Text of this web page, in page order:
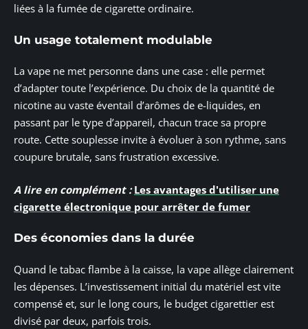
liées à la fumée de cigarette ordinaire.
Un usage totalement modulable
La vape ne met personne dans une case : elle permet
d’adapter toute l’expérience. Du choix de la quantité de
nicotine au vaste éventail d’arômes de e-liquides, en
passant par le type d’appareil, chacun trace sa propre
route. Cette souplesse invite à évoluer à son rythme, sans
coupure brutale, sans frustration excessive.
A lire en complément : Les avantages d'utiliser une
cigarette électronique pour arrêter de fumer
Des économies dans la durée
Quand le tabac flambe à la caisse, la vape allège clairement
les dépenses. L’investissement initial du matériel est vite
compensé et, sur le long cours, le budget cigarettier est
divisé par deux, parfois trois.